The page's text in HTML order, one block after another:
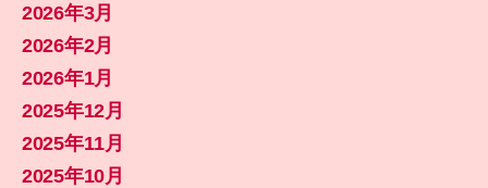
2026年3月
2026年2月
2026年1月
2025年12月
2025年11月
2025年10月